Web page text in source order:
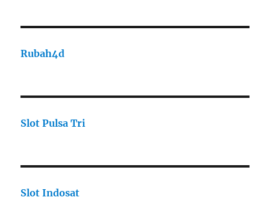
Rubah4d
Slot Pulsa Tri
Slot Indosat